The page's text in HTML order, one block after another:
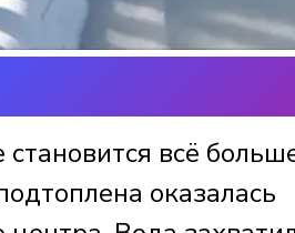
всё
оказалась